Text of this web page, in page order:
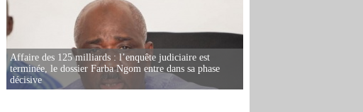
Affaire des 125 milliards : l’enquête judiciaire est
terminée, le dossier Farba Ngom entre dans sa phase
décisive